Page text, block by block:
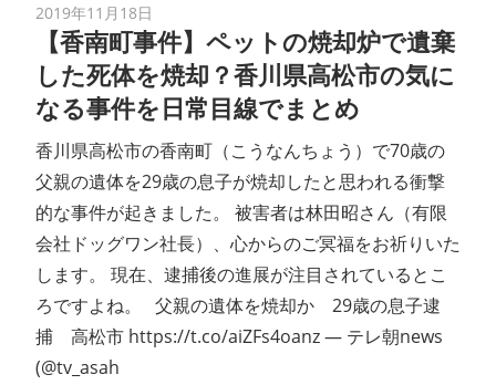
2019年11月18日
【香南町事件】ペットの焼却炉で遺棄
した死体を焼却？香川県高松市の気に
なる事件を日常目線でまとめ
香川県高松市の香南町（こうなんちょう）で70歳の
父親の遺体を29歳の息子が焼却したと思われる衝撃
的な事件が起きました。 被害者は林田昭さん（有限
会社ドッグワン社長）、心からのご冥福をお祈りいた
します。 現在、逮捕後の進展が注目されているとこ
ろですよね。 父親の遺体を焼却か 29歳の息子逮
捕 高松市 https://t.co/aiZFs4oanz — テレ朝news
(@tv_asah